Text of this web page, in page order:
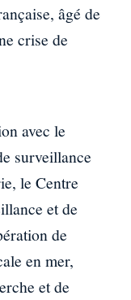
âgé de
crise de
avec le
surveillance
le Centre
et de
de
en mer,
et de